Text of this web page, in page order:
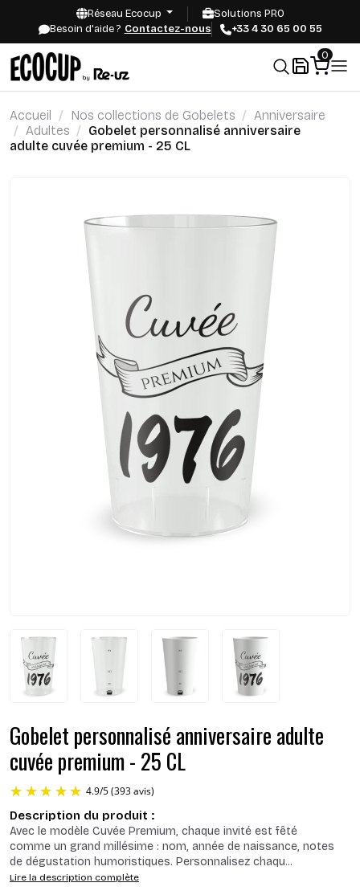
Réseau Ecocup
Solutions PRO
Besoin d'aide ? Contactez-nous +33 4 30 65 00 55
0
Accueil Nos collections de Gobelets
Anniversaire
Adultes
Gobelet personnalisé anniversaire
adulte cuvée premium - 25 CL
Gobelet personnalisé anniversaire adulte
cuvée premium - 25 CL
Description du produit :
Avec le modèle Cuvée Premium, chaque invité est fêté
comme un grand millésime : nom, année de naissance, notes
de dégustation humoristiques. Personnalisez chaqu...
Lire la description complète